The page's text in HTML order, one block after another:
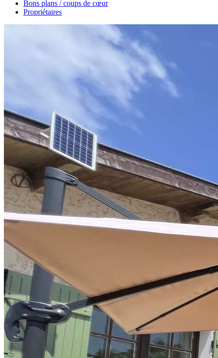
Bons plans / coups de cœur
Propriétaires